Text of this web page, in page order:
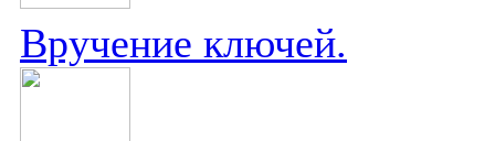
Вручение ключей.